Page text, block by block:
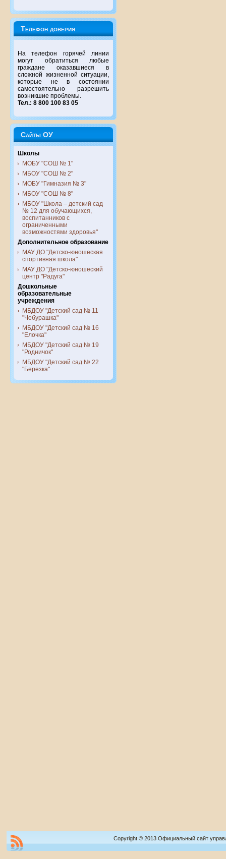
Телефон доверия
На телефон горячей линии
могут обратиться любые
граждане оказавшиеся в
сложной жизненной ситуации,
которые не в состоянии
самостоятельно разрешить
возникшие проблемы.
Тел.: 8 800 100 83 05
Сайты ОУ
Школы
МОБУ "СОШ № 1"
МБОУ "СОШ № 2"
МОБУ "Гимназия № 3"
МБОУ "СОШ № 8"
МБОУ "Школа – детский сад
№ 12 для обучающихся,
воспитанников с
ограниченными
возможностями здоровья"
Дополнительное образование
МАУ ДО "Детско-юношеская
спортивная школа"
МАУ ДО "Детско-юношеский
центр "Радуга"
Дошкольные
образовательные
учреждения
МБДОУ "Детский сад № 11
"Чебурашка"
МБДОУ "Детский сад № 16
"Елочка"
МБДОУ "Детский сад № 19
"Родничок"
МБДОУ "Детский сад № 22
"Березка"
Copyright © 2013 Официальный сайт